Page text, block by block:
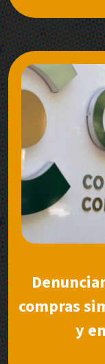
compras
y